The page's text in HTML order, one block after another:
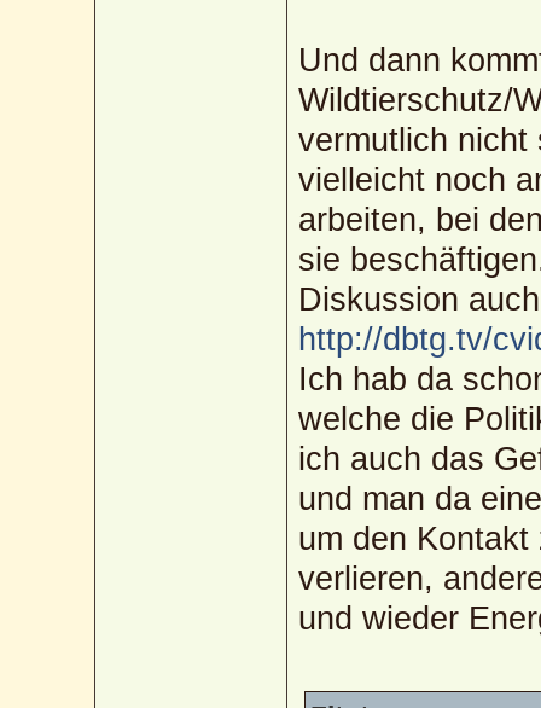
Und dann
Wildtierschutz/
vermutlich
vielleicht noch
arbeiten, bei
sie
Diskussion
http://dbtg.tv/
Ich hab da
welche die
ich auch das
und man da
um den
verlieren,
und wieder